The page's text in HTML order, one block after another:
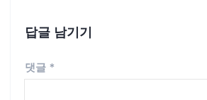
답글 남기기
댓글 *